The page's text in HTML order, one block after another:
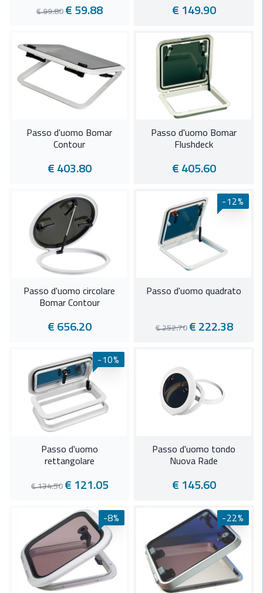
€ 99.80€ 59.88 € 149.90
Passo d'uomo Bomar
Contour
€ 403.80
Passo d'uomo Bomar
Flushdeck
€ 405.60
Passo d'uomo circolare
Bomar Contour
€ 656.20
Passo d'uomo quadrato
€ 252.70 € 222.38
-12%
Passo d'uomo
rettangolare
€ 134.50 € 121.05
-10%
Passo d'uomo tondo
Nuova Rade
€ 145.60
-8% -22%